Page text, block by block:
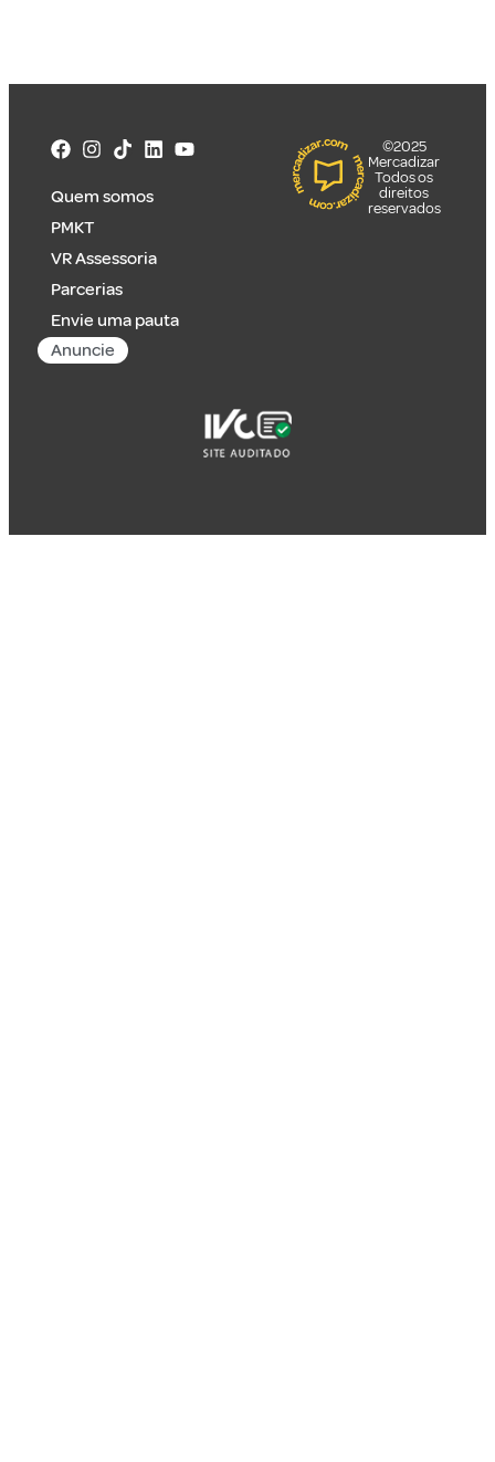
Quem somos
PMKT
VR Assessoria
Parcerias
Envie uma pauta
Anuncie
©2025
Mercadizar
Todos os
direitos
reservados